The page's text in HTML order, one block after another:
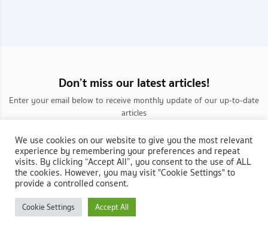
Don’t miss our latest articles!
Enter your email below to receive monthly update of our up-to-date
articles
กลับสู่ NocNoc.com
We use cookies on our website to give you the most relevant
experience by remembering your preferences and repeat
visits. By clicking “Accept All”, you consent to the use of ALL
the cookies. However, you may visit "Cookie Settings" to
provide a controlled consent.
Cookie Settings Accept All